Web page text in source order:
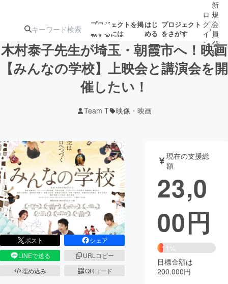
プロジェクトを掲
載するには
はじ
める
プロジェクト
をさがす
注目の新着プロ募集終了が近いプ
テクノロジー・ガジェット
映像・映画 書籍・雑誌
ビジネス・起業 チャレンジ
まちづくり・地域活性化
CAMPFIRE Creation
ロ
グ
イ
ン
/
新
規
会
員
登
録
木村泰子先生が埼玉・朝霞市へ！映画
【みんなの学校】上映会と講演会を開
催したい！
Team T 映像・映画
ポスト
シェア
LINEで送る
URLコピー
埋め込み
QRコード
現在の支援総
額
23,0
00円
11%
目標金額は
200,000円